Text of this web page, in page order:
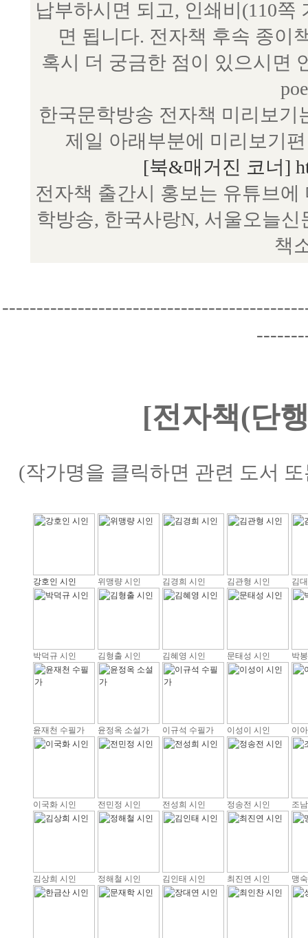
납부하시면 되고, 인쇄비(110
면 됩니다. 전자책 후속 종이
혹시 더 궁금한 점이 있으시면
한국문학방송 전자책 미리보
제일 아래부분에 미리보기
[북&매거진 코너]
전자책 출간시 홍보는 유튜브
학방송, 한국사랑N, 서울오늘
책
[전자책(단
(작가명을 클릭하면 관련 도서
강호인 시인 위맹량 시인 김경희 시인 김관형 시인 김
박덕규 시인 김형출 시인 김혜영 시인 문태성 시인 박
윤재천 수필가 윤정옥 소설가 이규석 수필가 이성이 시인 이
이국화 시인 전민정 시인 전성희 시인 정송전 시인 조
김상희 시인 정해철 시인 김인태 시인 최진연 시인 맹